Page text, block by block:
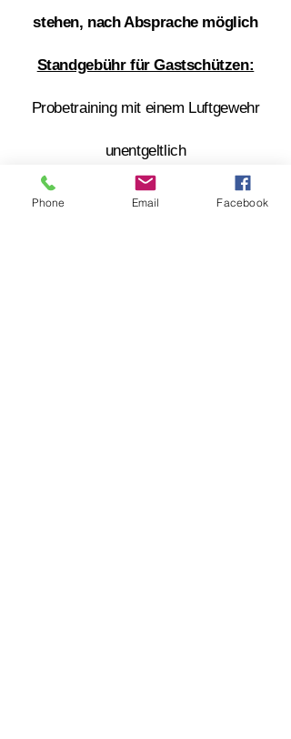
stehen, nach Absprache möglich
Standgebühr für Gastschützen:
Probetraining mit einem Luftgewehr
unentgeltlich
25 m Stände inkl. Leihwaffe 5,- €
Phone Email Facebook